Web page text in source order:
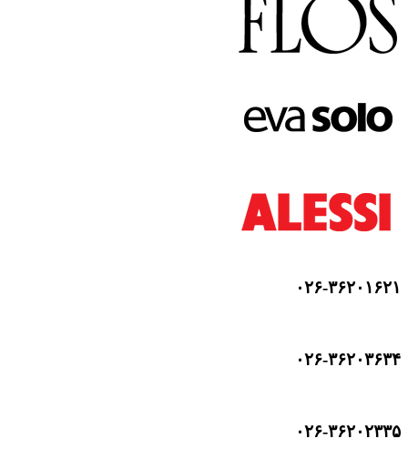
۰۲۶-۳۶۲۰۱۶۲۱
۰۲۶-۳۶۲۰۳۶۳۴
۰۲۶-۳۶۲۰۲۳۳۵